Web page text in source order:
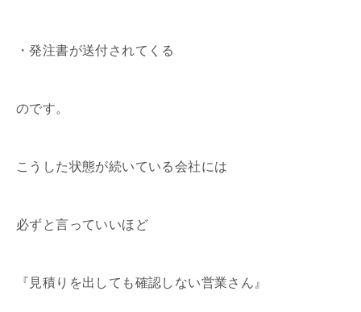
・発注書が送付されてくる
のです。
こうした状態が続いている会社には
必ずと言っていいほど
『見積りを出しても確認しない営業さん』